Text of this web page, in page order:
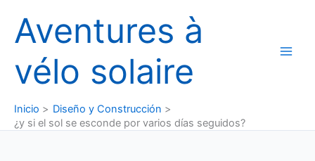
contenido
Aventures à
vélo solaire
Inicio
Diseño y Construcción
¿y si el sol se esconde por varios días seguidos?